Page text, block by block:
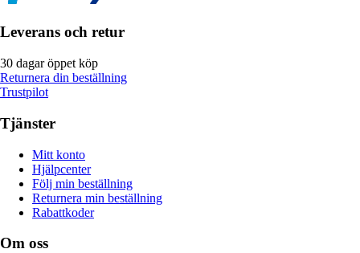
Leverans och retur
30 dagar öppet köp
Returnera din beställning
Trustpilot
Tjänster
Mitt konto
Hjälpcenter
Följ min beställning
Returnera min beställning
Rabattkoder
Om oss